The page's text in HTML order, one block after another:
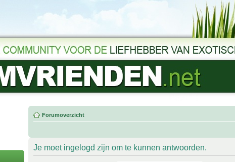
Forumoverzicht
Je moet ingelogd zijn om te kunnen antwoorden.